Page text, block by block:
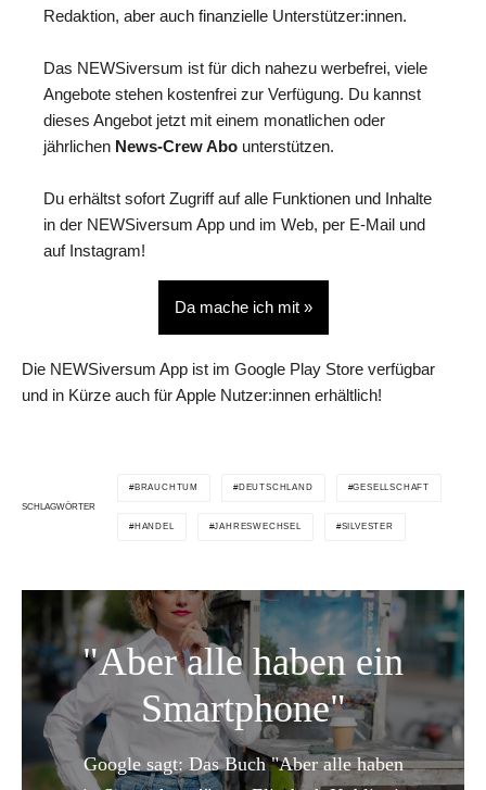
Redaktion, aber auch finanzielle Unterstützer:innen.
Das NEWSiversum ist für dich nahezu werbefrei, viele
Angebote stehen kostenfrei zur Verfügung. Du kannst
dieses Angebot jetzt mit einem monatlichen oder
jährlichen News-Crew Abo unterstützen.
Du erhältst sofort Zugriff auf alle Funktionen und Inhalte
in der NEWSiversum App und im Web, per E-Mail und
auf Instagram!
Da mache ich mit »
Die NEWSiversum App ist im Google Play Store verfügbar
und in Kürze auch für Apple Nutzer:innen erhältlich!
SCHLAGWÖRTER
BRAUCHTUM DEUTSCHLAND GESELLSCHAFT
HANDEL JAHRESWECHSEL SILVESTER
"Aber alle haben ein
Smartphone"
Google sagt: Das Buch "Aber alle haben